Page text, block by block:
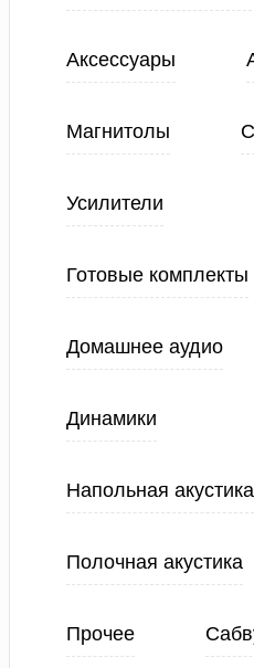
Аксессуары
Магнитолы
Усилители
Готовые комплекты
Домашнее аудио
Динамики
Напольная акустика
Полочная акустика
Прочее